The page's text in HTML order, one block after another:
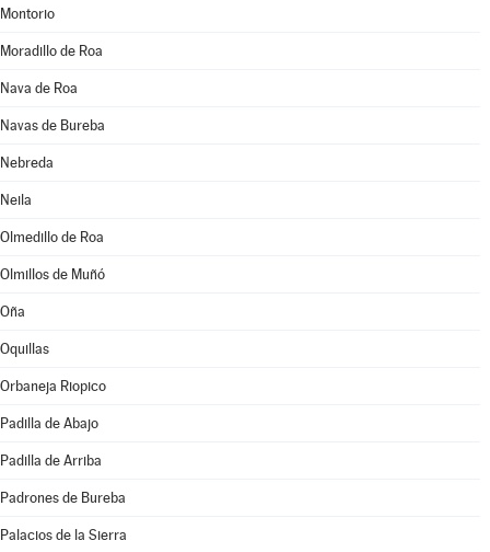
Montorio
Moradillo de Roa
Nava de Roa
Navas de Bureba
Nebreda
Neila
Olmedillo de Roa
Olmillos de Muñó
Oña
Oquillas
Orbaneja Riopico
Padilla de Abajo
Padilla de Arriba
Padrones de Bureba
Palacios de la Sierra